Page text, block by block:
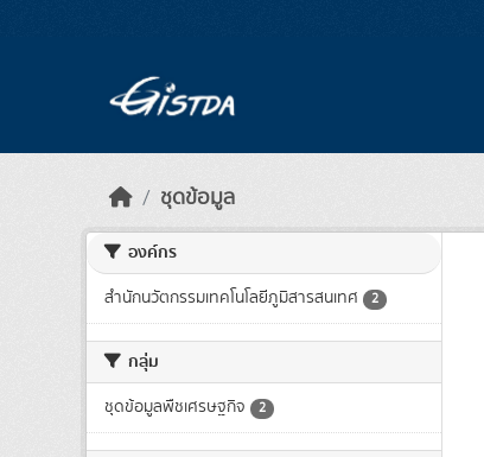
ชุดข้อมูล
องค์กร
สำนักนวัตกรรมเทคโนโลยีภูมิสารสนเทศ 2
กลุ่ม
ชุดข้อมูลพืชเศรษฐกิจ 2